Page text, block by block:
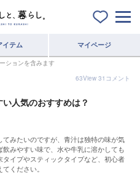
イテム マイページ
ションを含みます
63View 31 コメント
人気のおすすめは？
みたいのですが、青汁は独特の味が気
みやすい味で、水や牛乳に溶かしても
イプやスティックタイプなど、初心者
ください。